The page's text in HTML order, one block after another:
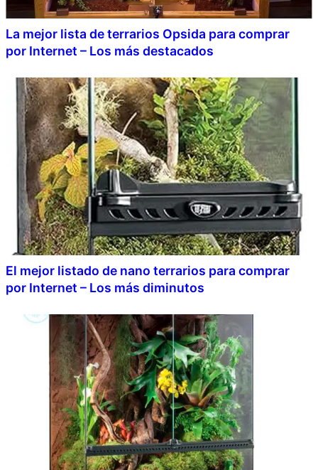
La mejor lista de terrarios Opsida para comprar
por Internet – Los más destacados
El mejor listado de nano terrarios para comprar
por Internet – Los más diminutos